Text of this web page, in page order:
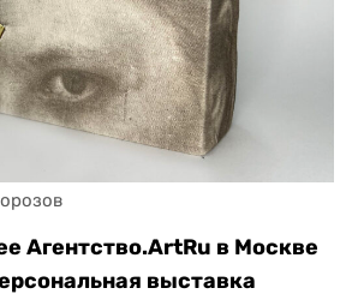
Агентство.ArtRu в Москве
выставка